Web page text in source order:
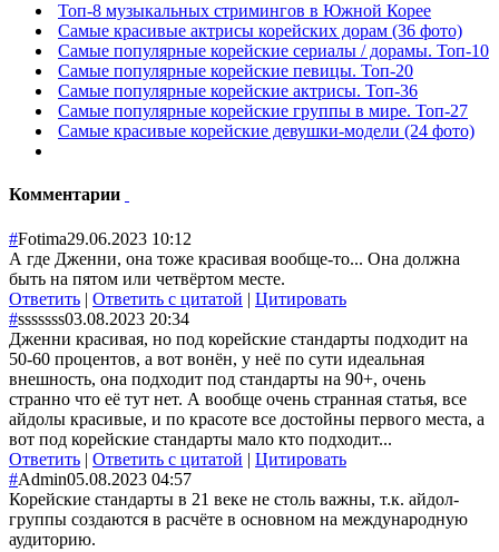
Топ-8 музыкальных стримингов в Южной Корее
Самые красивые актрисы корейских дорам (36 фото)
Самые популярные корейские сериалы / дорамы. Топ-10
Самые популярные корейские певицы. Топ-20
Самые популярные корейские актрисы. Топ-36
Самые популярные корейские группы в мире. Топ-27
Самые красивые корейские девушки-модели (24 фото)
Комментарии
#Fotima29.06.2023 10:12
А где Дженни, она тоже красивая вообще-то... Она должна
быть на пятом или четвёртом месте.
Ответить | Ответить с цитатой | Цитировать
#sssssss03.08.2023 20:34
Дженни красивая, но под корейские стандарты подходит на
50-60 процентов, а вот вонён, у неё по сути идеальная
внешность, она подходит под стандарты на 90+, очень
странно что её тут нет. А вообще очень странная статья, все
айдолы красивые, и по красоте все достойны первого места, а
вот под корейские стандарты мало кто подходит...
Ответить | Ответить с цитатой | Цитировать
#Admin05.08.2023 04:57
Корейские стандарты в 21 веке не столь важны, т.к. айдол-
группы создаются в расчёте в основном на международную
аудиторию.